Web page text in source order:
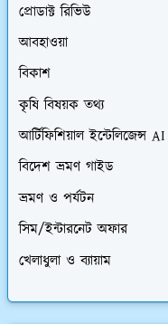
প্রোডাক্ট রিভিউ
আবহাওয়া
বিকাশ
কৃষি বিষয়ক তথ্য
আর্টিফিশিয়াল ইন্টেলিজেন্স AI
বিদেশ ভ্রমণ গাইড
ভ্রমণ ও পর্যটন
সিম/ইন্টারনেট অফার
খেলাধুলা ও ব্যায়াম